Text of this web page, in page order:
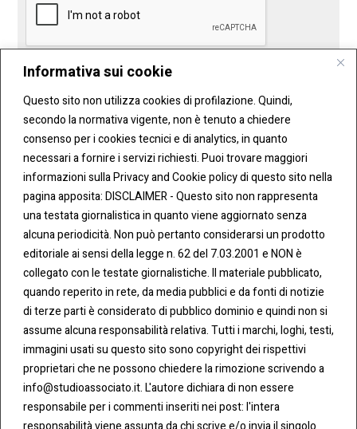
Informativa sui cookie
Questo sito non utilizza cookies di profilazione. Quindi,
secondo la normativa vigente, non è tenuto a chiedere
consenso per i cookies tecnici e di analytics, in quanto
necessari a fornire i servizi richiesti. Puoi trovare maggiori
informazioni sulla Privacy and Cookie policy di questo sito nella
pagina apposita: DISCLAIMER - Questo sito non rappresenta
una testata giornalistica in quanto viene aggiornato senza
alcuna periodicità. Non può pertanto considerarsi un prodotto
editoriale ai sensi della legge n. 62 del 7.03.2001 e NON è
collegato con le testate giornalistiche. Il materiale pubblicato,
quando reperito in rete, da media pubblici e da fonti di notizie
di terze parti è considerato di pubblico dominio e quindi non si
assume alcuna responsabilità relativa. Tutti i marchi, loghi, testi,
immagini usati su questo sito sono copyright dei rispettivi
proprietari che ne possono chiedere la rimozione scrivendo a
info@studioassociato.it. L'autore dichiara di non essere
responsabile per i commenti inseriti nei post: l'intera
CONT
ATTI
Tel:
0283438.482
0283438.483
info@studioassociato.it
COOKI
E &
PRIVA
CY
Cookie
Policy
Privacy
Policy